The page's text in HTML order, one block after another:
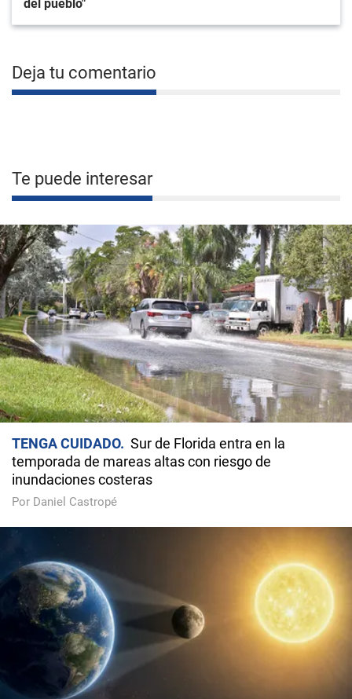
del pueblo"
Deja tu comentario
Te puede interesar
TENGA CUIDADO
Sur de Florida entra en la
temporada de mareas altas con riesgo de
inundaciones costeras
Por Daniel Castropé